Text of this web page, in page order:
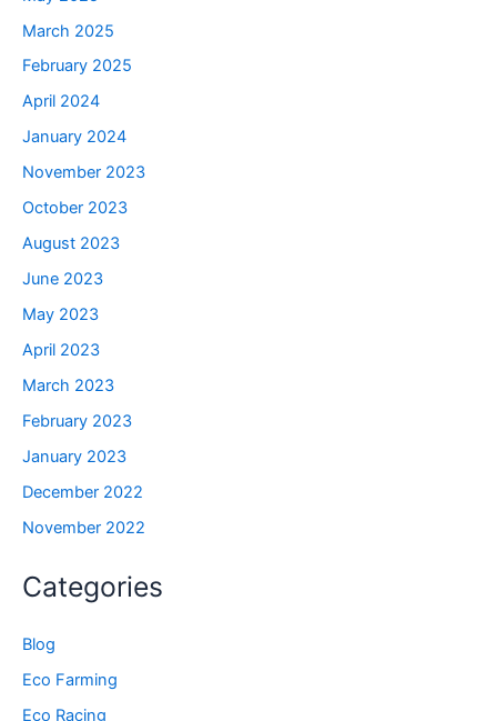
March 2025
February 2025
April 2024
January 2024
November 2023
October 2023
August 2023
June 2023
May 2023
April 2023
March 2023
February 2023
January 2023
December 2022
November 2022
Categories
Blog
Eco Farming
Eco Racing